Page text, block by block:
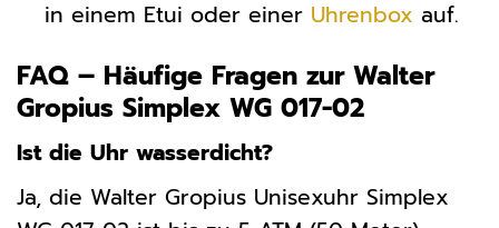
in einem Etui oder einer Uhrenbox auf.
FAQ – Häufige Fragen zur Walter
Gropius Simplex WG 017-02
Ist die Uhr wasserdicht?
Ja, die Walter Gropius Unisexuhr Simplex